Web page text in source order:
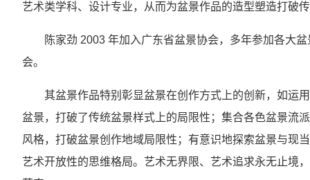
艺术类学科、设计专业，从而为盆景作品的造型塑造打破
陈家劲 2003 年加入广东省盆景协会，多年参加各大
会。
其盆景作品特别彰显盆景在创作方式上的创新，如运
盆景，打破了传统盆景样式上的局限性；集合各色盆景流
风格，打破盆景创作地域局限性；有意识地探索盆景与现
艺术开放性的思维格局。艺术无界限、艺术追求永无止境